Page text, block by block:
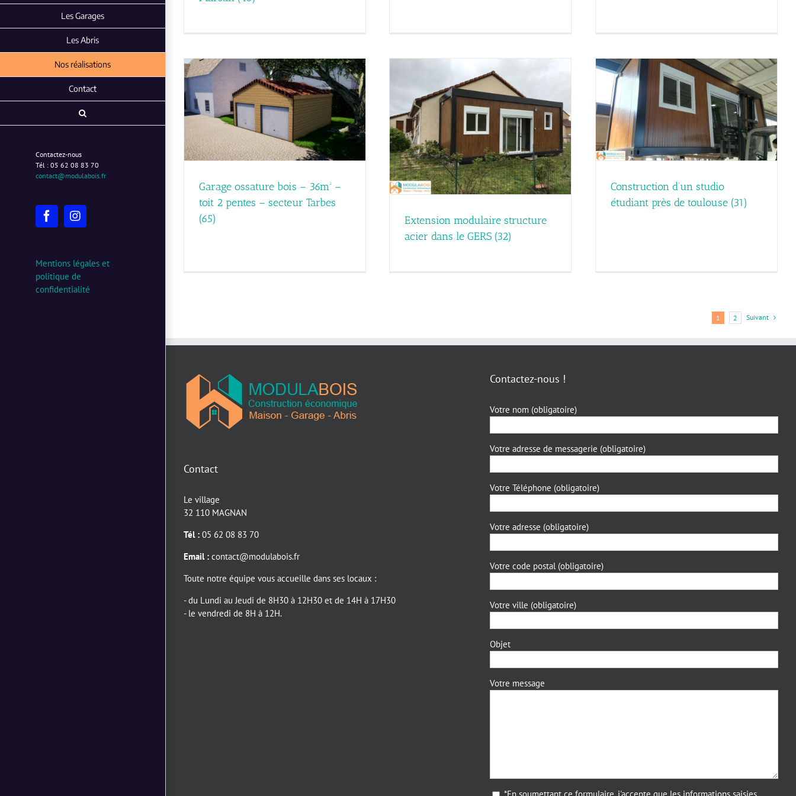
Les Garages
Les Abris
Nos réalisations
Contact
Contactez-nous
Tél : 05 62 08 83 70
contact@modulabois.fr
FacebookInstagram
Mentions légales et
politique de
confidentialité
Garage ossature bois – 36m² – toit 2 pentes
Garage ossature bois – 36m² –
toit 2 pentes – secteur Tarbes
(65)
Extension modulaire structure acier dans le
GERS (32)
Réalisations
Extension modulaire structure
acier dans le GERS (32)
Construction d’un studio étudiant près de
toulouse (31)
Réalisations
Construction d’un studio
étudiant près de toulouse (31)
1 2 Suivant
Contact
Le village
32 110 MAGNAN
Tél : 05 62 08 83 70
Email : contact@modulabois.fr
Toute notre équipe vous accueille dans ses locaux :
- du Lundi au Jeudi de 8H30 à 12H30 et de 14H à 17H30
- le vendredi de 8H à 12H.
Contactez-nous !
Votre nom (obligatoire)
Votre adresse de messagerie (obligatoire)
Votre Téléphone (obligatoire)
Votre adresse (obligatoire)
Votre code postal (obligatoire)
Votre ville (obligatoire)
Objet
Votre message